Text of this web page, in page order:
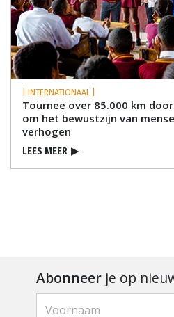
| INTERNATIONAAL |
Tournee over 85.000 km
om het bewustzijn van
verhogen
LEES MEER ▶
Abonneer je op